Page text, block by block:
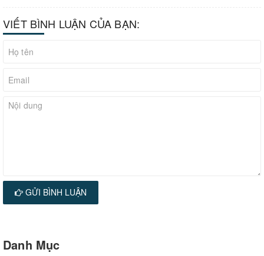
VIẾT BÌNH LUẬN CỦA BẠN:
GỬI BÌNH LUẬN
Danh Mục